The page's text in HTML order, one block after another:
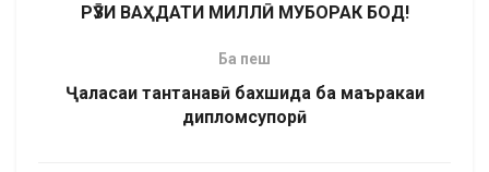
РӮЗИ ВАҲДАТИ МИЛЛӢ МУБОРАК БОД!
Ба пеш
Ҷаласаи тантанавӣ бахшида ба маъракаи
дипломсупорӣ